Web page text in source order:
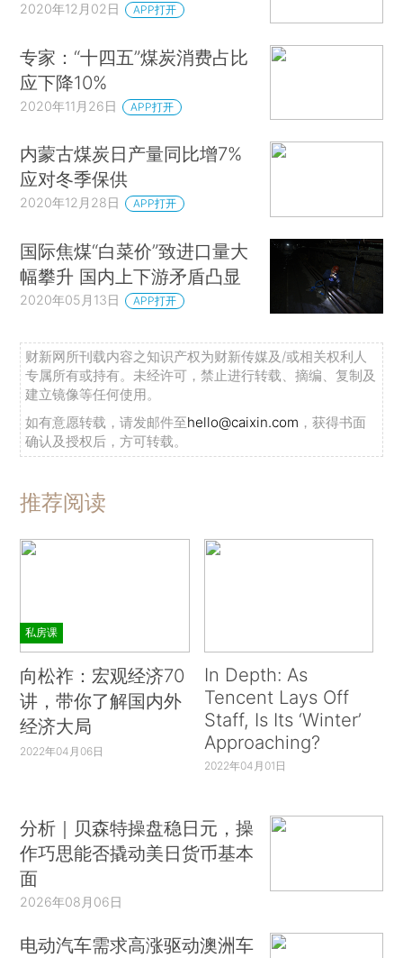
2020年12月02日 APP打开
专家：“十四五”煤炭消费占比
应下降10%
2020年11月26日 APP打开
内蒙古煤炭日产量同比增7%
应对冬季保供
2020年12月28日 APP打开
国际焦煤“白菜价”致进口量大
幅攀升 国内上下游矛盾凸显
2020年05月13日 APP打开
财新网所刊载内容之知识产权为财新传媒及/或相关权利人
专属所有或持有。未经许可，禁止进行转载、摘编、复制及
建立镜像等任何使用。
如有意愿转载，请发邮件至hello@caixin.com ，获得书面
确认及授权后，方可转载。
推荐阅读
私房课
向松祚：宏观经济70
讲，带你了解国内外
经济大局
2022年04月06日
In Depth: As
Tencent Lays Off
Staff, Is Its ‘Winter’
Approaching?
2022年04月01日
分析｜贝森特操盘稳日元，操
作巧思能否撬动美日货币基本
面
2026年08月06日
电动汽车需求高涨驱动澳洲车